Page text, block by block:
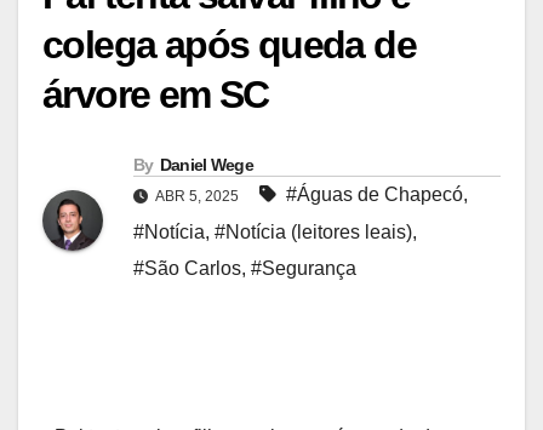
colega após queda de
árvore em SC
By Daniel Wege
ABR 5, 2025 #Águas de Chapecó,
#Notícia, #Notícia (leitores leais),
#São Carlos, #Segurança